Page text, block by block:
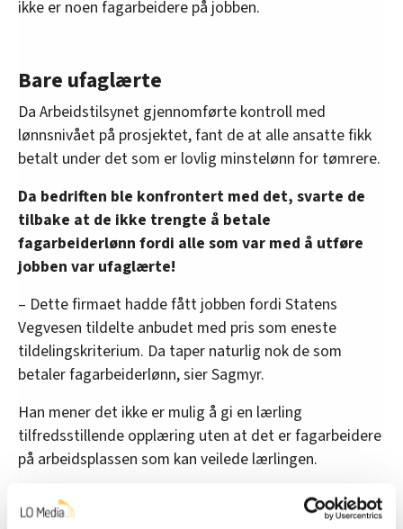
ikke er noen fagarbeidere på jobben.
Bare ufaglærte
Da Arbeidstilsynet gjennomførte kontroll med
lønnsnivået på prosjektet, fant de at alle ansatte fikk
betalt under det som er lovlig minstelønn for tømrere.
Da bedriften ble konfrontert med det, svarte de
tilbake at de ikke trengte å betale
fagarbeiderlønn fordi alle som var med å utføre
jobben var ufaglærte!
– Dette firmaet hadde fått jobben fordi Statens
Vegvesen tildelte anbudet med pris som eneste
tildelingskriterium. Da taper naturlig nok de som
betaler fagarbeiderlønn, sier Sagmyr.
Han mener det ikke er mulig å gi en lærling
tilfredsstillende opplæring uten at det er fagarbeidere
på arbeidsplassen som kan veilede lærlingen.
Anbud basert på løgn:
Malerfirmaet løy om
lærlingeplasser – men kan likevel få jobbe for